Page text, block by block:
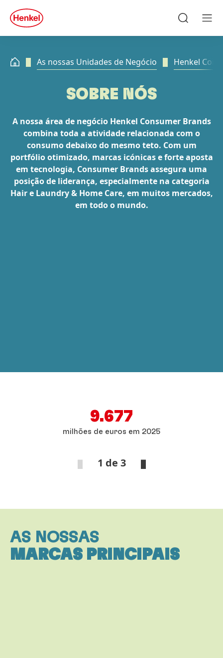
Skip to footer
quick
search
As nossas Unidades de Negócio Henkel
SOBRE NÓS
A nossa área de negócio Henkel Consumer Brands
combina toda a atividade relacionada com o
consumo debaixo do mesmo teto. Com um
portfólio otimizado, marcas icónicas e forte aposta
em tecnologia, Consumer Brands assegura uma
posição de liderança, especialmente na categoria
Hair e Laundry & Home Care, em muitos mercados,
em todo o mundo.
9.677
milhões de euros em 2025
1 de 3
AS NOSSAS
MARCAS PRINCIPAIS